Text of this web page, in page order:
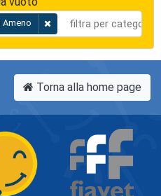
Ameno
Torna alla home page